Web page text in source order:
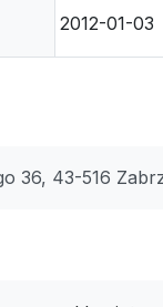
2012-01-03
36, 43-516